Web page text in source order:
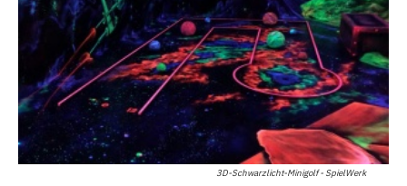
3D-Schwarzlicht-Minigolf - SpielWerk